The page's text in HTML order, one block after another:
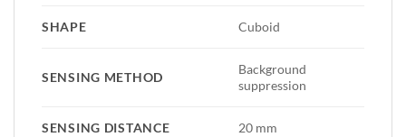
SHAPE Cuboid
SENSING METHOD
Background
suppression
SENSING DISTANCE 20 mm